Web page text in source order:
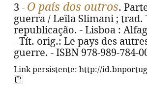
3 - O país dos outros.
guerra / Leïla Slimani ; trad.
republicação. - Lisboa :
- Tít. orig.: Le pays des
guerre. - ISBN 978-989-784-
Link persistente: http://